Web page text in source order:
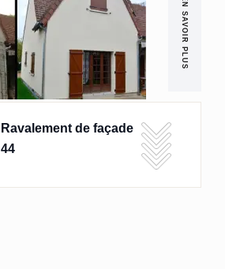
EN SAVOIR PLUS
Ravalement de façade
44